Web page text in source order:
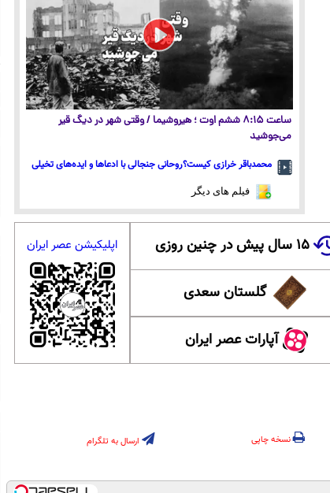
ساعت ۸:۱۵ ششم اوت ؛ هیروشیما / وقتی شهر در دیگ قیر
می‌جوشید
محمدباقر خرازی کیست؟روحانی جنجالی با ادعاها و ایده‌های تخیلی
فیلم های دیگر
۱۵ سال پیش در چنین روزی
گلستان سعدی
آپارات عصر ایران
اپلیکیشن عصر ایران
نسخه چاپی ارسال به تلگرام